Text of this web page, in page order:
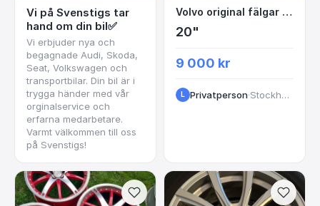
Vi på Svenstigs tar
hand om din bil✅
Vi erbjuder nya och
begagnade Audi, Skoda,
Seat, Volkswagen och
transportbilar. Din bil är i
trygga händer med vår
orginalservice och
erfarna medarbetare.
Varmt välkommen till oss
på Svenstigs!
Volvo original fälgar
Volvo original fälgar 20tum
20"
9 000 kr
L Privatperson· Stockholm